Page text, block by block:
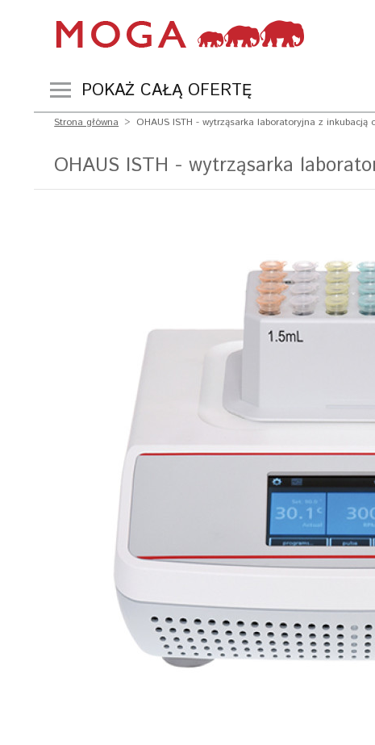
POKAŻ CAŁĄ OFERTĘ
Strona główna > OHAUS ISTH - wytrząsarka laboratoryjna z inkubacją
OHAUS ISTH - wytrząsarka